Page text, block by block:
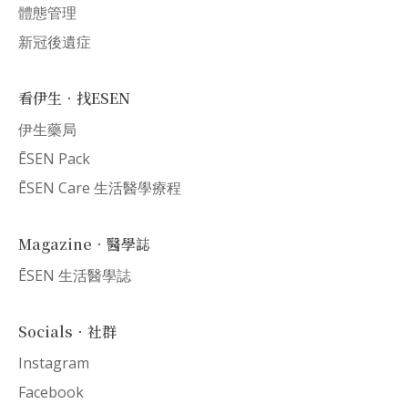
體態管理
新冠後遺症
看伊生．找ESEN
伊生藥局
ĒSEN Pack
ĒSEN Care 生活醫學療程
Magazine．醫學誌
ĒSEN 生活醫學誌
Socials．社群
Instagram
Facebook